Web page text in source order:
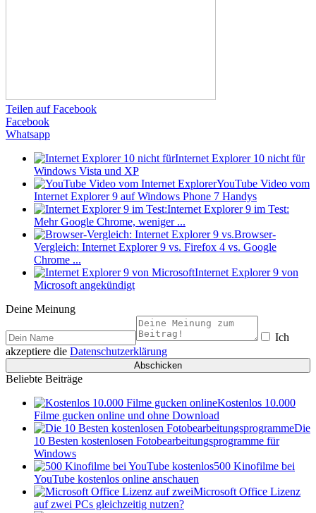
Teilen auf Facebook
Facebook
Whatsapp
Internet Explorer 10 nicht für
Windows Vista und XP
YouTube Video vom
Internet Explorer 9 auf Windows Phone 7 Handys
Internet Explorer 9 im Test:
Mehr Google Chrome, weniger ...
Browser-
Vergleich: Internet Explorer 9 vs. Firefox 4 vs. Google
Chrome ...
Internet Explorer 9 von
Microsoft angekündigt
Deine Meinung
Ich
akzeptiere die Datenschutzerklärung
Beliebte Beiträge
Kostenlos 10.000
Filme gucken online und ohne Download
Die
10 Besten kostenlosen Fotobearbeitungsprogramme für
Windows
500 Kinofilme bei
YouTube kostenlos online anschauen
Microsoft Office Lizenz
auf zwei PCs gleichzeitig nutzen?